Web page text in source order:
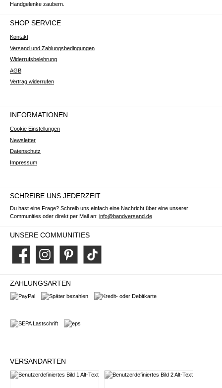
Handgelenke zaubern.
SHOP SERVICE
Kontakt
Versand und Zahlungsbedingungen
Widerrufsbelehrung
AGB
Vertrag widerrufen
INFORMATIONEN
Cookie Einstellungen
Newsletter
Datenschutz
Impressum
SCHREIBE UNS JEDERZEIT
Du hast eine Frage? Schreib uns einfach eine Nachricht über eine unserer
Communities oder direkt per Mail an: info@bandversand.de
UNSERE COMMUNITIES
Facebook Instagram Pinterest TikTok
ZAHLUNGSARTEN
VERSANDARTEN